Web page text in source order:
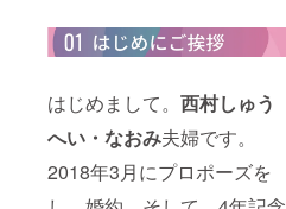
はじめまして。 西村しゅう
へい・なおみ夫婦です。
2018年3月にプロポーズを